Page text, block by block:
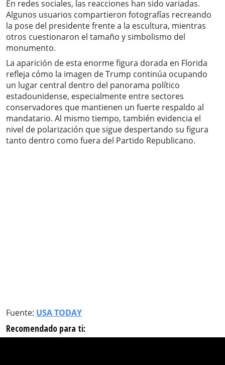
En redes sociales, las reacciones han sido variadas.
Algunos usuarios compartieron fotografías recreando
la pose del presidente frente a la escultura, mientras
otros cuestionaron el tamaño y simbolismo del
monumento.
La aparición de esta enorme figura dorada en Florida
refleja cómo la imagen de Trump continúa ocupando
un lugar central dentro del panorama político
estadounidense, especialmente entre sectores
conservadores que mantienen un fuerte respaldo al
mandatario. Al mismo tiempo, también evidencia el
nivel de polarización que sigue despertando su figura
tanto dentro como fuera del Partido Republicano.
Fuente: USA TODAY
Recomendado para ti: